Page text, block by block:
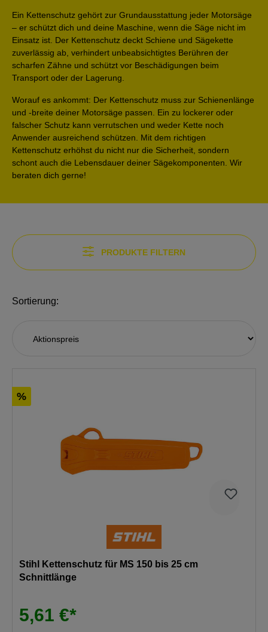
Ein Kettenschutz gehört zur Grundausstattung jeder Motorsäge
– er schützt dich und deine Maschine, wenn die Säge nicht im
Einsatz ist. Der Kettenschutz deckt Schiene und Sägekette
zuverlässig ab, verhindert unbeabsichtigtes Berühren der
scharfen Zähne und schützt vor Beschädigungen beim
Transport oder der Lagerung.
Worauf es ankommt: Der Kettenschutz muss zur Schienenlänge
und -breite deiner Motorsäge passen. Ein zu lockerer oder
falscher Schutz kann verrutschen und weder Kette noch
Anwender ausreichend schützen. Mit dem richtigen
Kettenschutz erhöhst du nicht nur die Sicherheit, sondern
schont auch die Lebensdauer deiner Sägekomponenten. Wir
beraten dich gerne!
PRODUKTE FILTERN
Sortierung:
%
Stihl Kettenschutz für MS 150 bis 25 cm
Schnittlänge
5,61 €*